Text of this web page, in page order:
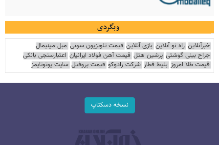
وبگردی
خبرآنلاین راه نو آنلاین بازی آنلاین قیمت تلویزیون سونی مبل مینیمال
جراح بینی گوشتی پرشین هتل قیمت آهن فولاد ایرانیان اعتبارسنجی بانکی
قیمت طلا امروز بلیط قطار شرکت رادوکو قیمت پروفیل سایت یوتوتایمز
نسخه دسکتاپ